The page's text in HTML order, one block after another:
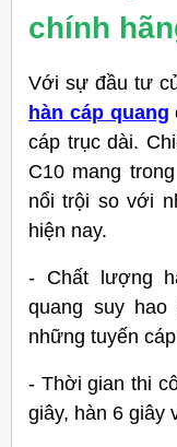
chính
Với sự đầu tư
hàn cáp quang
cáp trục dài.
C10 mang
nổi trội so với
hiện nay.
- Chất lượng
quang suy
những tuyến
- Thời gian thi
giây, hàn 6 giây